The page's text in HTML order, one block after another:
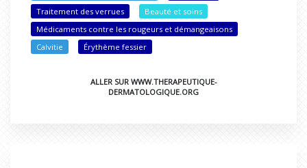
Traitement des verrues
Beauté et soins
Médicaments contre les rougeurs et démangeaisons
Calvitie
Érythème fessier
ALLER SUR WWW.THERAPEUTIQUE-
DERMATOLOGIQUE.ORG